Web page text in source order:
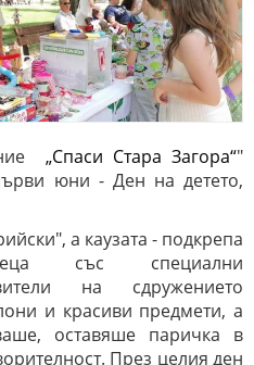
„Спаси Стара Загора“"
юни - Ден на детето,
а каузата - подкрепа
със специални
на сдружението
и красиви предмети, а
оставяше паричка в
През целия ден